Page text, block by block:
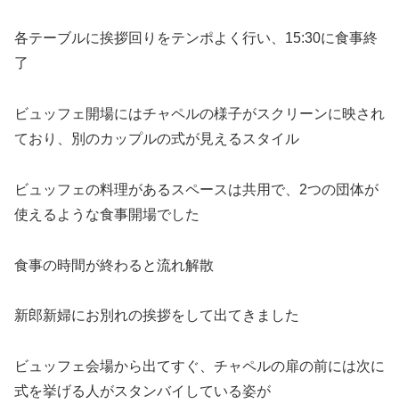
各テーブルに挨拶回りをテンポよく行い、15:30に食事終
了
ビュッフェ開場にはチャペルの様子がスクリーンに映され
ており、別のカップルの式が見えるスタイル
ビュッフェの料理があるスペースは共用で、2つの団体が
使えるような食事開場でした
食事の時間が終わると流れ解散
新郎新婦にお別れの挨拶をして出てきました
ビュッフェ会場から出てすぐ、チャペルの扉の前には次に
式を挙げる人がスタンバイしている姿が